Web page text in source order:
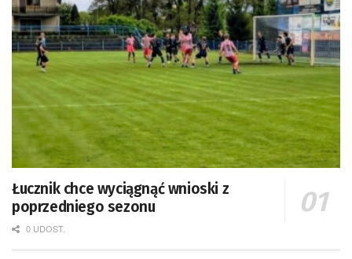
Łucznik chce wyciągnąć wnioski z
poprzedniego sezonu
0 UDOST.